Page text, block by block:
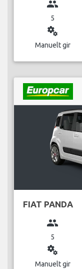
group
5
miscellaneous_services
Manuelt gir
FIAT PANDA
group
5
miscellaneous_services
Manuelt gir